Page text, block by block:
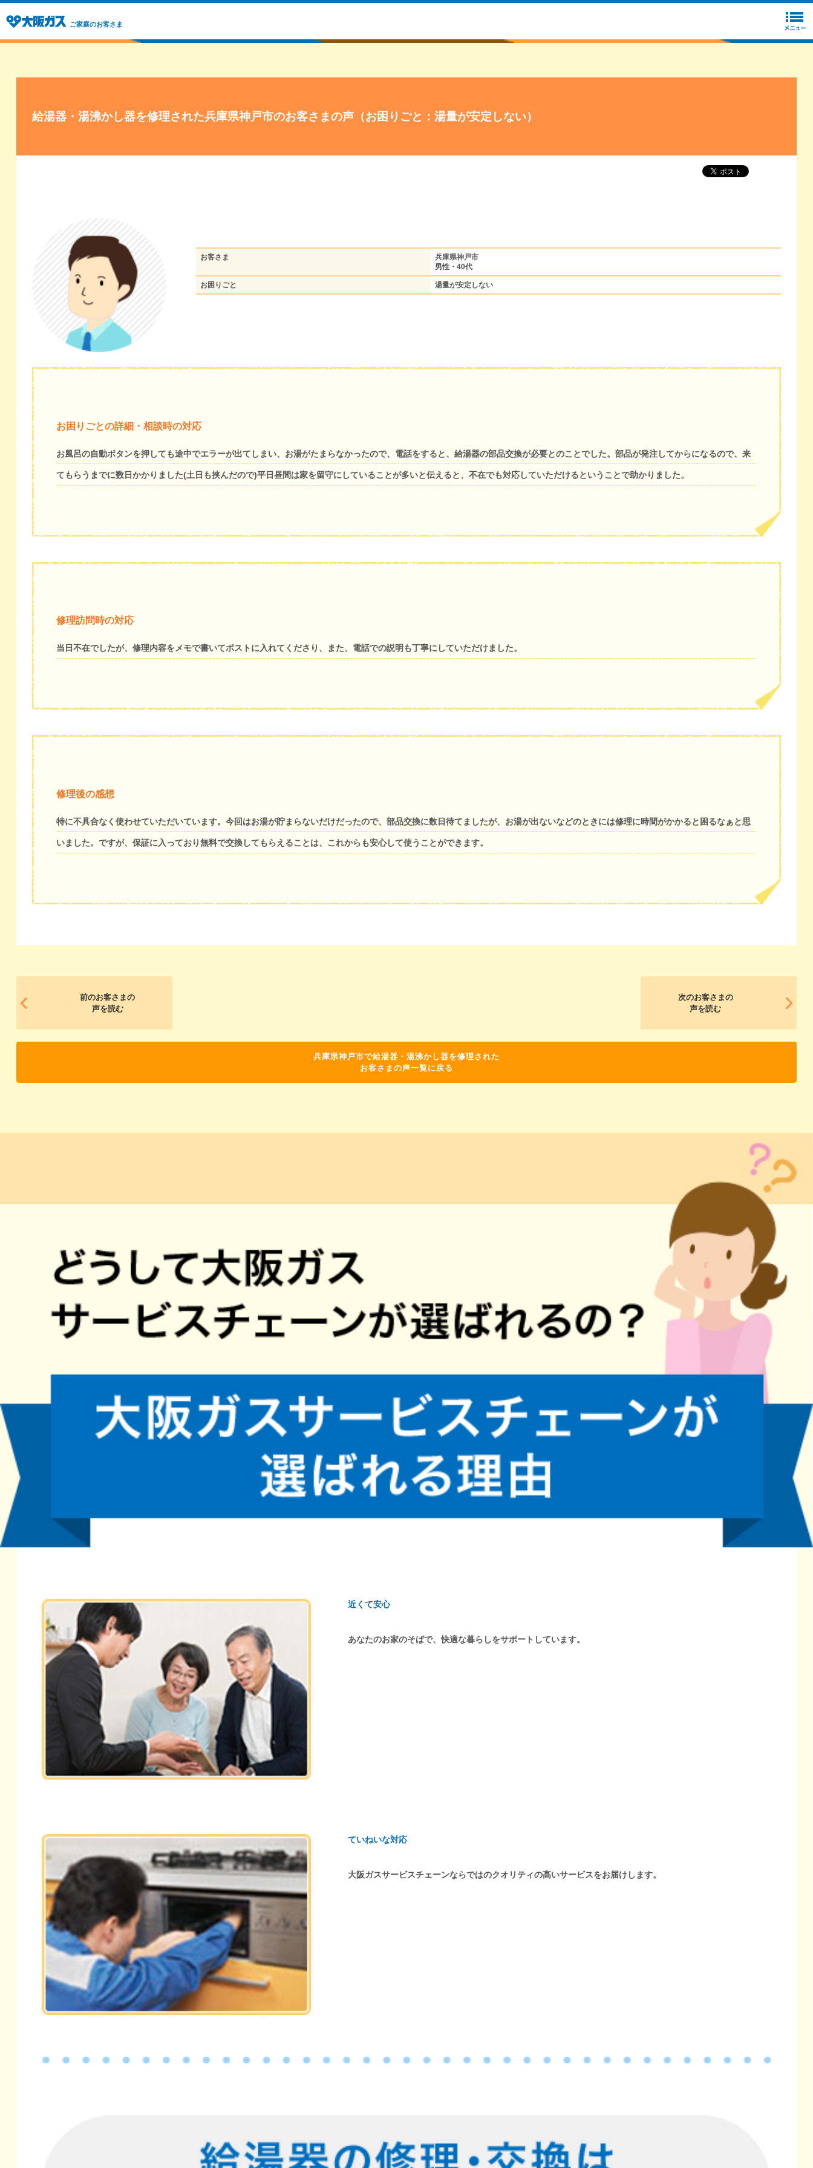
ご家庭のお客さま
給湯器・湯沸かし器を修理された兵庫県神戸市のお客さまの声（お困りごと：湯量が安定しない）
お客さま
兵庫県神戸市
男性・40代
お困りごと 湯量が安定しない
お困りごとの詳細・相談時の対応
お風呂の自動ボタンを押しても途中でエラーが出てしまい、お湯がたまらなかったので、電話をすると、給湯器の部品交換が必要とのことでした。部品が発注してからになるので、来
てもらうまでに数日かかりました(土日も挟んだので)平日昼間は家を留守にしていることが多いと伝えると、不在でも対応していただけるということで助かりました。
修理訪問時の対応
当日不在でしたが、修理内容をメモで書いてポストに入れてくださり、また、電話での説明も丁寧にしていただけました。
修理後の感想
特に不具合なく使わせていただいています。今回はお湯が貯まらないだけだったので、部品交換に数日待てましたが、お湯が出ないなどのときには修理に時間がかかると困るなぁと思
いました。ですが、保証に入っており無料で交換してもらえることは、これからも安心して使うことができます。
前のお客さまの
声を読む
次のお客さまの
声を読む
兵庫県神戸市で給湯器・湯沸かし器を修理された
お客さまの声一覧に戻る
近くて安心
あなたのお家のそばで、快適な暮らしをサポートしています。
ていねいな対応
大阪ガスサービスチェーンならではのクオリティの高いサービスをお届けします。